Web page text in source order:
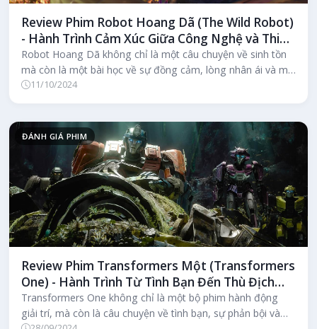
Review Phim Robot Hoang Dã (The Wild Robot)
- Hành Trình Cảm Xúc Giữa Công Nghệ và Thiên
Nhiên
Robot Hoang Dã không chỉ là một câu chuyện về sinh tồn
mà còn là một bài học về sự đồng cảm, lòng nhân ái và mối
quan hệ giữa con...
11/10/2024
ĐÁNH GIÁ PHIM
Review Phim Transformers Một (Transformers
One) - Hành Trình Từ Tình Bạn Đến Thù Địch
Trên Cybertron
Transformers One không chỉ là một bộ phim hành động
giải trí, mà còn là câu chuyện về tình bạn, sự phản bội và